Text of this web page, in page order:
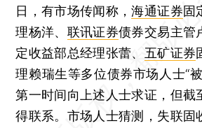
日，有市场传闻称，海通证券固
理杨洋、 联讯证券债券交易主管
定收益部总经理张蕾、 五矿证券
理赖瑞生等多位债券市场人士“
第一时间向上述人士求证，但截
得联系。市场人士猜测，失联固